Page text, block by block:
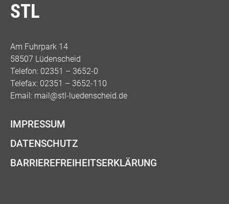
STL
Am Fuhrpark 14
58507 Lüdenscheid
Telefon: 02351 – 3652-0
Telefax: 02351 – 3652-110
Email: mail@stl-luedenscheid.de
IMPRESSUM
DATENSCHUTZ
BARRIEREFREIHEITSERKLÄRUNG